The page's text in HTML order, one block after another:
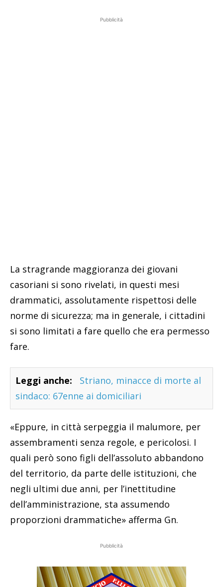
Pubblicità
La stragrande maggioranza dei giovani
casoriani si sono rivelati, in questi mesi
drammatici, assolutamente rispettosi delle
norme di sicurezza; ma in generale, i cittadini
si sono limitati a fare quello che era permesso
fare.
Leggi anche:
Striano, minacce di morte al
sindaco: 67enne ai domiciliari
«Eppure, in città serpeggia il malumore, per
assembramenti senza regole, e pericolosi. I
quali però sono figli dell’assoluto abbandono
del territorio, da parte delle istituzioni, che
negli ultimi due anni, per l’inettitudine
dell’amministrazione, sta assumendo
proporzioni drammatiche» afferma Gn.
Pubblicità